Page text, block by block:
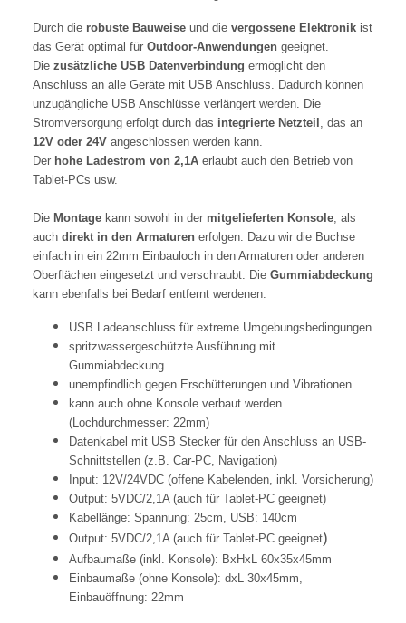
Durch die robuste Bauweise und die vergossene Elektronik ist
das Gerät optimal für Outdoor-Anwendungen geeignet.
Die zusätzliche USB Datenverbindung ermöglicht den
Anschluss an alle Geräte mit USB Anschluss. Dadurch können
unzugängliche USB Anschlüsse verlängert werden. Die
Stromversorgung erfolgt durch das integrierte Netzteil
, das an
12V oder 24V angeschlossen werden kann.
Der hohe Ladestrom von 2,1A erlaubt auch den Betrieb von
Tablet-PCs usw.
Die Montage kann sowohl in der mitgelieferten Konsole , als
auch direkt in den Armaturen erfolgen. Dazu wir die Buchse
einfach in ein 22mm Einbauloch in den Armaturen oder anderen
Oberflächen eingesetzt und verschraubt. Die Gummiabdeckung
kann ebenfalls bei Bedarf entfernt werdenen.
USB Ladeanschluss für extreme Umgebungsbedingungen
spritzwassergeschützte Ausführung mit
Gummiabdeckung
unempfindlich gegen Erschütterungen und Vibrationen
kann auch ohne Konsole verbaut werden
(Lochdurchmesser: 22mm)
Datenkabel mit USB Stecker für den Anschluss an USB-
Schnittstellen (z.B. Car-PC, Navigation)
Input: 12V/24VDC (offene Kabelenden, inkl. Vorsicherung)
Output: 5VDC/2,1A (auch für Tablet-PC geeignet)
Kabellänge: Spannung: 25cm, USB: 140cm
Output: 5VDC/2,1A (auch für Tablet-PC geeignet)
Aufbaumaße (inkl. Konsole): BxHxL 60x35x45mm
Einbaumaße (ohne Konsole): dxL 30x45mm,
Einbauöffnung: 22mm